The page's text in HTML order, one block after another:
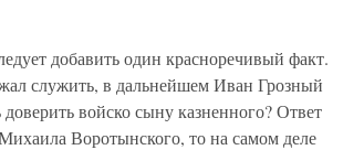
добавить один красноречивый факт.
служить, в дальнейшем Иван Грозный
войско сыну казненного? Ответ
Воротынского, то на самом деле